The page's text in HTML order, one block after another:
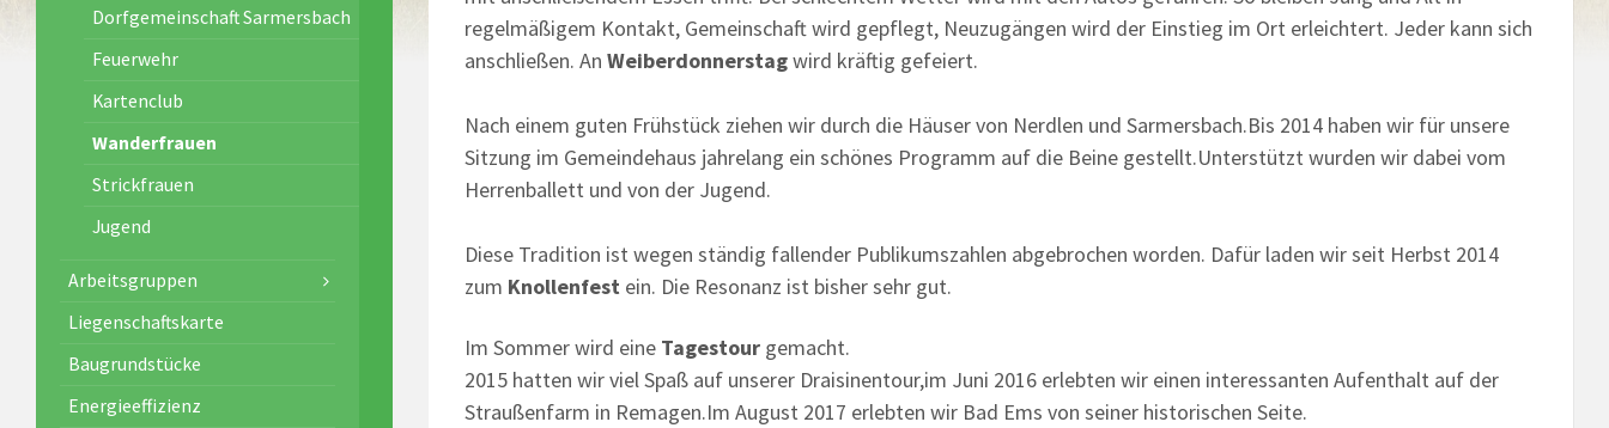
regelmäßigem Kontakt, Gemeinschaft wird gepflegt, Neuzugängen wird der Einstieg im Ort erleichtert. Jeder kann sich
anschließen. AnWeiberdonnerstagwird kräftig gefeiert.
Nach einem guten Frühstück ziehen wir durch die Häuser von Nerdlen und Sarmersbach.Bis 2014 haben wir für unsere
Sitzung im Gemeindehaus jahrelang ein schönes Programm auf die Beine gestellt.Unterstützt wurden wir dabei vom
Herrenballett und von der Jugend.
Diese Tradition ist wegen ständig fallender Publikumszahlen abgebrochen worden. Dafür laden wir seit Herbst 2014
zum Knollenfest ein. Die Resonanz ist bisher sehr gut.
Im Sommer wird eine Tagestour gemacht.
2015 hatten wir viel Spaß auf unserer Draisinentour,im Juni 2016 erlebten wir einen interessanten Aufenthalt auf der
Straußenfarm in Remagen.Im August 2017 erlebten wir Bad Ems von seiner historischen Seite.
Dorfgemeinschaft Sarmersbach
Feuerwehr
Kartenclub
Wanderfrauen
Strickfrauen
Jugend
Arbeitsgruppen
Liegenschaftskarte
Baugrundstücke
Energieeffizienz